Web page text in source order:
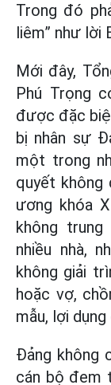
Trong đó
liêm” như lời
Mới đây,
Phú Trọng
được đặc
bị nhân sự
một trong
quyết không
ương khóa
không
nhiều nhà,
không giải
hoặc vợ,
mẫu, lợi
Đảng không
cán bộ đem